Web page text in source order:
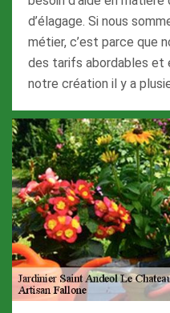
d’élagage. Si nous
métier, c’est parce que
des tarifs abordables et
notre création il y a